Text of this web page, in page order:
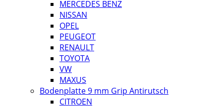
MERCEDES BENZ
NISSAN
OPEL
PEUGEOT
RENAULT
TOYOTA
VW
MAXUS
Bodenplatte 9 mm Grip Antirutsch
CITROEN